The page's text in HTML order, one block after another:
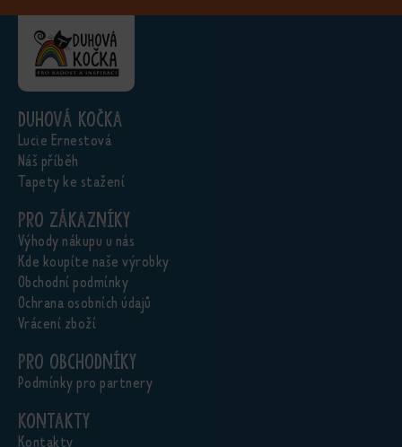
Duhová kočka
Lucie Ernestová
Náš příběh
Tapety ke stažení
Pro zákazníky
Výhody nákupu u nás
Kde koupíte naše výrobky
Obchodní podmínky
Ochrana osobních údajů
Vrácení zboží
Pro obchodníky
Podmínky pro partnery
Kontakty
Kontakty